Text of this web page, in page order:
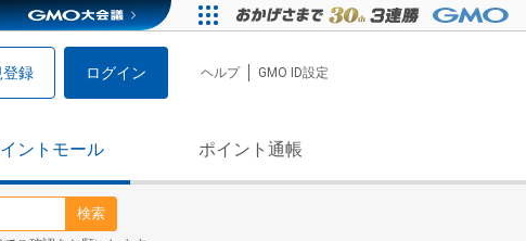
登録 ログイン ヘルプ GMO ID設定
ントモール ポイント通帳
検索